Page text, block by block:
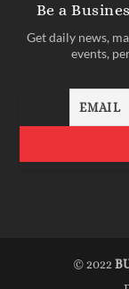
Be a
Get daily news,
events,
© 2022